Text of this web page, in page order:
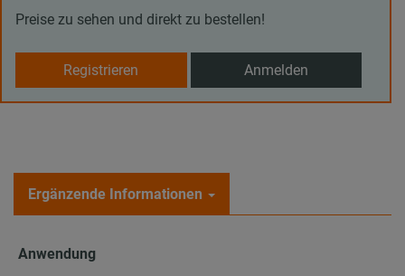
Preise zu sehen und direkt zu bestellen!
Registrieren Anmelden
Ergänzende Informationen
Anwendung